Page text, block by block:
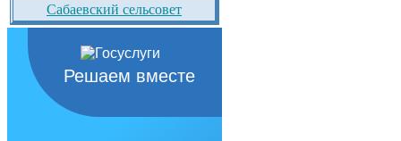
Сабаевский сельсовет
Решаем вместе